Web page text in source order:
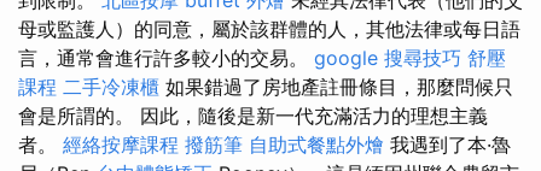
母或監護人）的同意，屬於該群體的人，其他法律或每日語
言，通常會進行許多較小的交易。 google 搜尋技巧 舒壓
課程 二手冷凍櫃 如果錯過了房地產註冊條目，那麼問候只
會是所謂的。 因此，隨後是新一代充滿活力的理想主義
者。 經絡按摩課程 撥筋筆 自助式餐點外燴 我遇到了本·魯